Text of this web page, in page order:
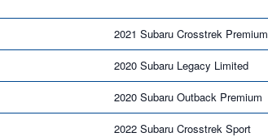
2021 Subaru Crosstrek Premium
2020 Subaru Legacy Limited
2020 Subaru Outback Premium
2022 Subaru Crosstrek Sport